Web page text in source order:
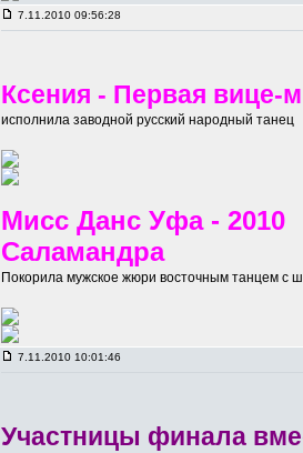
7.11.2010 09:56:28
Ксения - Первая вице-
исполнила заводной русский народный танец
Мисс Данс Уфа - 2010
Саламандра
Покорила мужское жюри восточным танцем с
7.11.2010 10:01:46
Участницы финала